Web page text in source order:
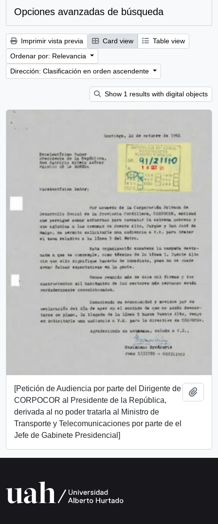
Opciones avanzadas de búsqueda
Imprimir vista previa Card view
Table view
Ordenar por: Relevancia
Dirección: Clasificación en orden ascendente
Show 1 results with digital objects
[Petición de Audiencia por parte del Dirigente de
CORPOCOR al Presidente de la República,
derivada al no poder tratarla al Ministro de
Transporte y Telecomunicaciones por parte de el
Jefe de Gabinete Presidencial]